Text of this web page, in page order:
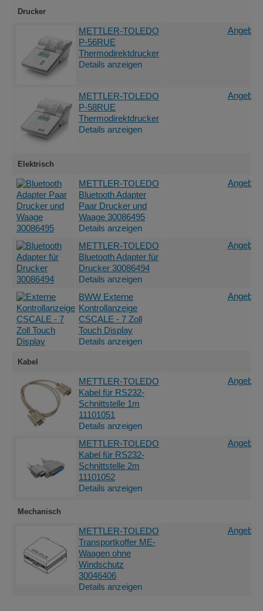
Drucker
METTLER-TOLEDO
P-56RUE
Thermodirektdrucker
Details anzeigen
Angebot
METTLER-TOLEDO
P-58RUE
Thermodirektdrucker
Details anzeigen
Angebot
Elektrisch
METTLER-TOLEDO
Bluetooth Adapter
Paar Drucker und
Waage 30086495
Details anzeigen
Angebot
METTLER-TOLEDO
Bluetooth Adapter für
Drucker 30086494
Details anzeigen
Angebot
BWW Externe
Kontrollanzeige
CSCALE - 7 Zoll
Touch Display
Details anzeigen
Angebot
Kabel
METTLER-TOLEDO
Kabel für RS232-
Schnittstelle 1m
11101051
Details anzeigen
Angebot
METTLER-TOLEDO
Kabel für RS232-
Schnittstelle 2m
11101052
Details anzeigen
Angebot
Mechanisch
METTLER-TOLEDO
Transportkoffer ME-
Waagen ohne
Windschutz
30046406
Details anzeigen
Angebot